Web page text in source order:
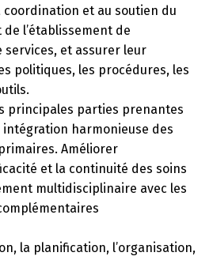
coordination et au soutien du
l’établissement de
services, et assurer leur
politiques, les procédures, les
principales parties prenantes
intégration harmonieuse des
Améliorer
et la continuité des soins
multidisciplinaire avec les
la planification, l’organisation,